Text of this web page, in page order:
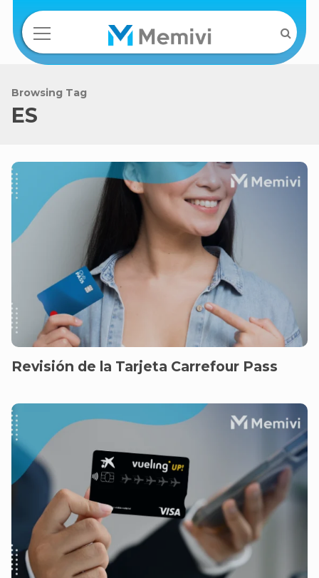
Browsing Tag
ES
Revisión de la Tarjeta Carrefour Pass